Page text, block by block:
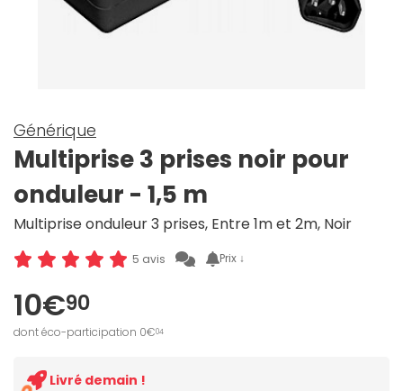
Générique
Multiprise 3 prises noir pour
onduleur - 1,5 m
Multiprise onduleur 3 prises, Entre 1m et 2m, Noir
5 avis Prix ↓
10€90
dont éco-participation 0€04
Livré demain !